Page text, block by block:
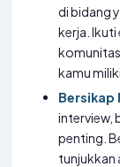
di bidang
kerja.
kamu miliki.
Bersikap
interview,
penting.
tunjukkan